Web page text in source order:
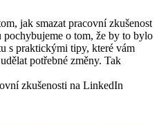
jak smazat pracovní zkušenost
o tom, že by to bylo
s praktickými tipy, které vám
potřebné změny. Tak